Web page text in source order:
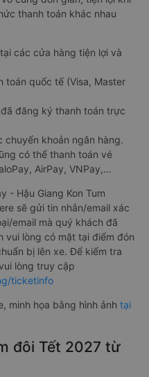
thanh toán khác nhau
các cửa hàng tiện lợi và
toán quốc tế (Visa, Master
đăng ký thanh toán trực
chuyển khoản ngân hàng.
có thể thanh toán vé
AirPay, VNPay,…
- Hậu Giang Kon Tum
sẽ gửi tin nhắn/email xác
email mà quý khách đã
lòng có mặt tại điểm đón
bị lên xe. Để kiểm tra
lòng truy cập
ticketinfo
minh họa bằng hình ảnh tại
đôi Tết 2027 từ